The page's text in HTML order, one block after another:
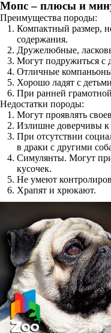
Мопс – плюсы и
Преимущества породы:
Компактный размер,
содержания.
Дружелюбные,
Могут подружиться
Отличные
Хорошо ладят с
При ранней
Недостатки породы:
Могут проявлять
Излишне доверчивы
При отсутствии
в драки с другими
Симулянты. Могут
кусочек.
Не умеют
Храпят и хрюкают.